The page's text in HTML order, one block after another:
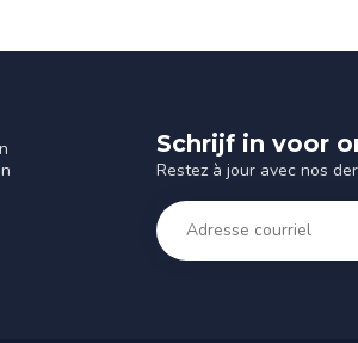
Schrijf in voor
Restez à jour avec nos